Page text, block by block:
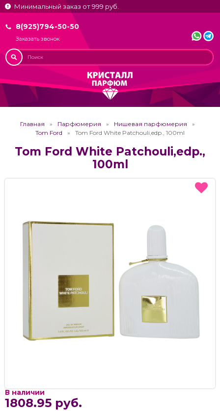
Минимальный заказ от 999 руб.
8(925)794-50-50
Заказать звонок
Главная Парфюмерия
Нишевая парфюмерия
Tom Ford
Tom Ford White Patchouli,edp., 100ml
Tom Ford White Patchouli,edp.,
100ml
В наличии
1808.95 руб.